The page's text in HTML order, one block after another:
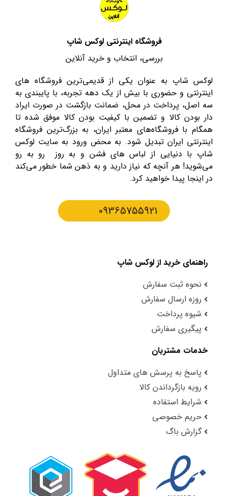
فروشگاه اینترنتی لوکس شاپ
بررسی، انتخاب و خرید آنلاین
لوکس شاپ به عنوان یکی از قدیمی‌ترین فروشگاه های
اینترنتی و حضوری با بیش از یک دهه تجربه، با پایبندی به
سه اصل، پرداخت در محل، ضمانت بازگشت در صورت ایراد
دار بودن کالا و تضمین با کیفیت بودن کالا موفق شده تا
همگام با فروشگاه‌های معتبر ایران، به بزرگ‌ترین فروشگاه
اینترنتی ایران تبدیل شود. به محض ورود به سایت لوکس
شاپ با دنیایی از لباس های فشن و به روز رو به رو
می‌شوید! هر آنچه که نیاز دارید و به ذهن شما خطور می‌کند
در اینجا پیدا خواهید کرد.
09365755921
راهنمای خرید از لوکس شاپ
نحوه ثبت سفارش
روزه ارسال سفارش
شیوه پرداخت
پیگیری سفارش
خدمات مشتریان
پاسخ به پرسش های متداول
رویه بازگرداندن کالا
شرایط استفاده
حریم خصوصی
گزارش باگ